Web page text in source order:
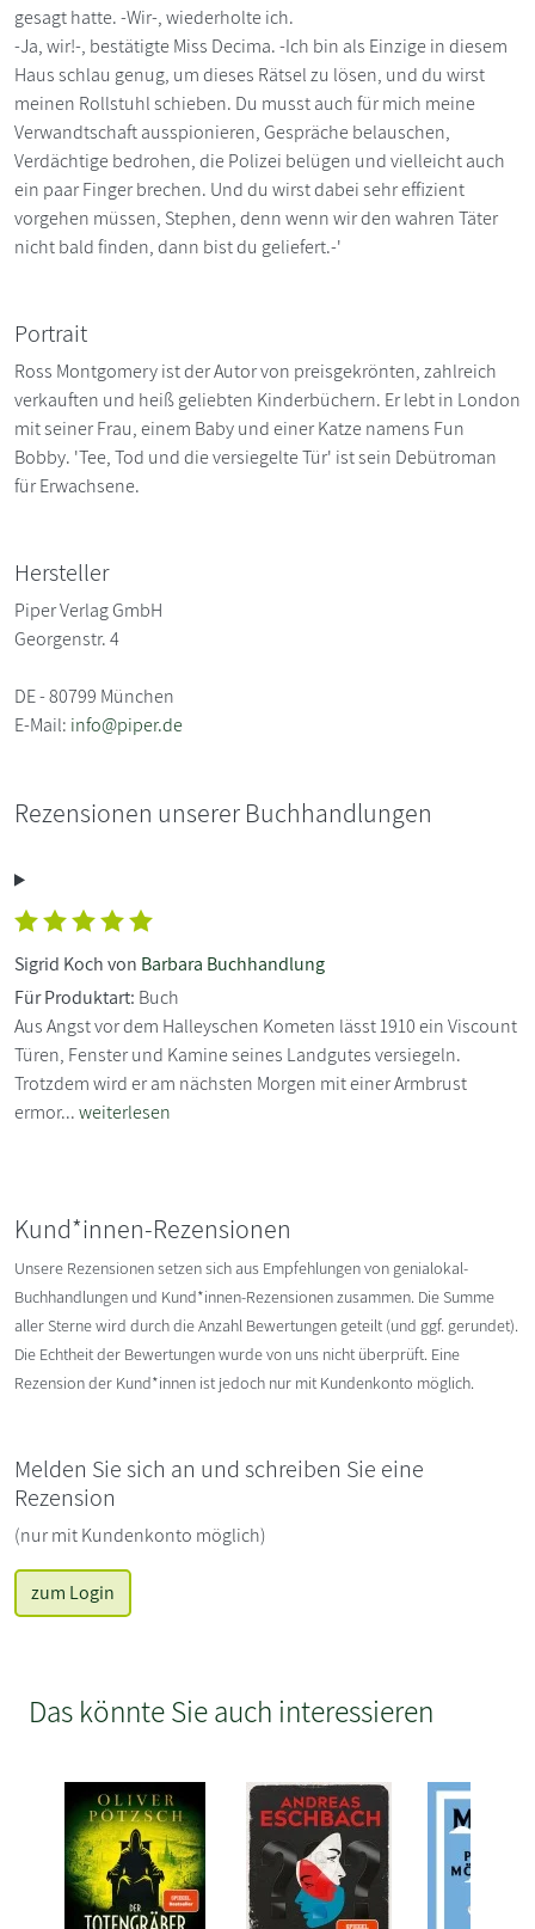
gesagt hatte. -Wir-, wiederholte ich.
-Ja, wir!-, bestätigte Miss Decima. -Ich bin als Einzige in diesem
Haus schlau genug, um dieses Rätsel zu lösen, und du wirst
meinen Rollstuhl schieben. Du musst auch für mich meine
Verwandtschaft ausspionieren, Gespräche belauschen,
Verdächtige bedrohen, die Polizei belügen und vielleicht auch
ein paar Finger brechen. Und du wirst dabei sehr effizient
vorgehen müssen, Stephen, denn wenn wir den wahren Täter
nicht bald finden, dann bist du geliefert.-'
Portrait
Ross Montgomery ist der Autor von preisgekrönten, zahlreich
verkauften und heiß geliebten Kinderbüchern. Er lebt in London
mit seiner Frau, einem Baby und einer Katze namens Fun
Bobby. 'Tee, Tod und die versiegelte Tür' ist sein Debütroman
für Erwachsene.
Hersteller
Piper Verlag GmbH
Georgenstr. 4
DE - 80799 München
E-Mail: info@piper.de
Rezensionen unserer Buchhandlungen
Sigrid Koch von Barbara Buchhandlung
Für Produktart: Buch
Aus Angst vor dem Halleyschen Kometen lässt 1910 ein Viscount
Türen, Fenster und Kamine seines Landgutes versiegeln.
Trotzdem wird er am nächsten Morgen mit einer Armbrust
ermor...weiterlesen
Kund*innen-Rezensionen
Unsere Rezensionen setzen sich aus Empfehlungen von genialokal-
Buchhandlungen und Kund*innen-Rezensionen zusammen. Die Summe
aller Sterne wird durch die Anzahl Bewertungen geteilt (und ggf. gerundet).
Die Echtheit der Bewertungen wurde von uns nicht überprüft. Eine
Rezension der Kund*innen ist jedoch nur mit Kundenkonto möglich.
Melden Sie sich an und schreiben Sie eine
Rezension
(nur mit Kundenkonto möglich)
zum Login
Das könnte Sie auch interessieren